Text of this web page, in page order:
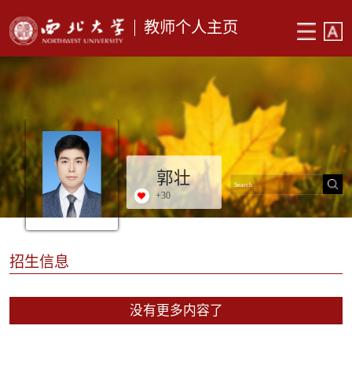
教师个人主页
郭壮
+30
招生信息
没有更多内容了